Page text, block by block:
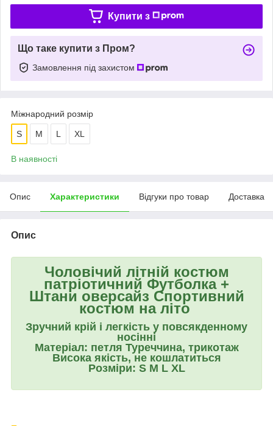
Купити з
Що таке купити з Пром?
Замовлення під захистом
Міжнародний розмір
S M L XL
В наявності
Опис Характеристики Відгуки про товар Доставка
Опис
Чоловічий літній костюм
патріотичний Футболка +
Штани оверсайз Спортивний
костюм на літо
Зручний крій і легкість у повсякденному
носінні
Матеріал: петля Туреччина, трикотаж
Висока якість, не кошлатиться
Розміри: S M L XL